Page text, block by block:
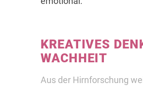
KREATIVES
WACHHEIT
Aus der Hirnforschung